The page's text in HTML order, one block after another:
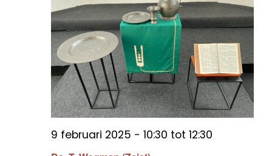
9 februari 2025 - 10:30 tot 12:30